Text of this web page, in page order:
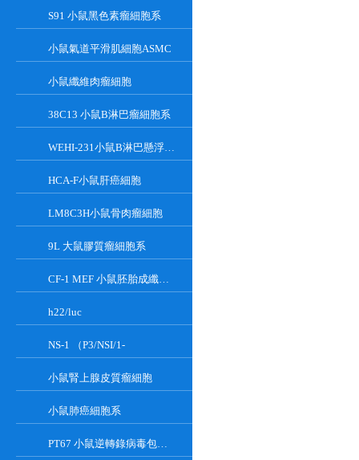
S91 小鼠黑色素瘤細胞系
小鼠氣道平滑肌細胞ASMC
小鼠纖維肉瘤細胞
38C13 小鼠B淋巴瘤細胞系
WEHI-231小鼠B淋巴懸浮細胞系
HCA-F小鼠肝癌細胞
LM8C3H小鼠骨肉瘤細胞
9L 大鼠膠質瘤細胞系
CF-1 MEF 小鼠胚胎成纖維細胞系
h22/luc
NS-1 （P3/NSI/1-
小鼠腎上腺皮質瘤細胞
小鼠肺癌細胞系
PT67 小鼠逆轉錄病毒包裝細胞系